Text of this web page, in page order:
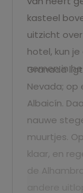
kasteel
uitzicht
hotel, kun
nemen in
Granada
Nevada; op
Albaicín.
nauwe
muurtjes.
klaar, en
de